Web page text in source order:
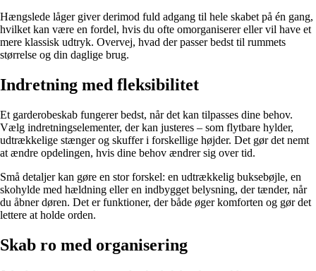
Hængslede låger giver derimod fuld adgang til hele skabet på én gang,
hvilket kan være en fordel, hvis du ofte omorganiserer eller vil have et
mere klassisk udtryk. Overvej, hvad der passer bedst til rummets
størrelse og din daglige brug.
Indretning med fleksibilitet
Et garderobeskab fungerer bedst, når det kan tilpasses dine behov.
Vælg indretningselementer, der kan justeres – som flytbare hylder,
udtrækkelige stænger og skuffer i forskellige højder. Det gør det nemt
at ændre opdelingen, hvis dine behov ændrer sig over tid.
Små detaljer kan gøre en stor forskel: en udtrækkelig buksebøjle, en
skohylde med hældning eller en indbygget belysning, der tænder, når
du åbner døren. Det er funktioner, der både øger komforten og gør det
lettere at holde orden.
Skab ro med organisering